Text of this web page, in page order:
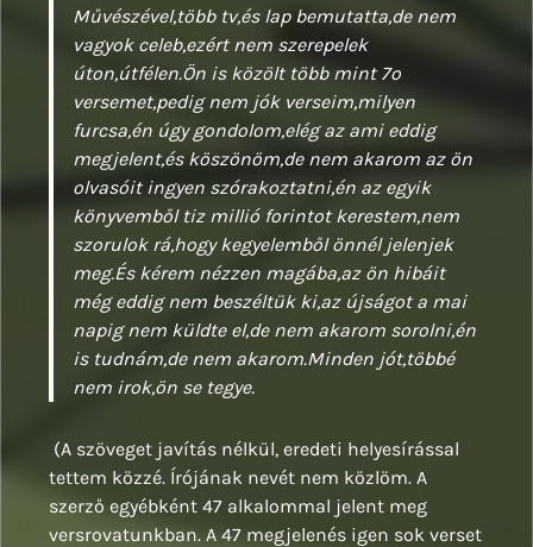
Művészével,több tv,és lap bemutatta,de nem
vagyok celeb,ezért nem szerepelek
úton,útfélen.Ön is közölt több mint 7o
versemet,pedig nem jók verseim,milyen
furcsa,én úgy gondolom,elég az ami eddig
megjelent,és köszönöm,de nem akarom az ön
olvasóit ingyen szórakoztatni,én az egyik
könyvemből tiz millió forintot kerestem,nem
szorulok rá,hogy kegyelemből önnél jelenjek
meg.És kérem nézzen magába,az ön hibáit
még eddig nem beszéltük ki,az újságot a mai
napig nem küldte el,de nem akarom sorolni,én
is tudnám,de nem akarom.Minden jót,többé
nem irok,ön se tegye.
(A szöveget javítás nélkül, eredeti helyesírással
tettem közzé. Írójának nevét nem közlöm. A
szerző egyébként 47 alkalommal jelent meg
versrovatunkban. A 47 megjelenés igen sok verset